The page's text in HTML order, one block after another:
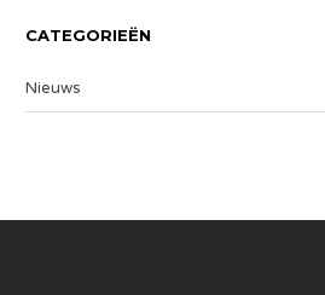
CATEGORIEËN
Nieuws